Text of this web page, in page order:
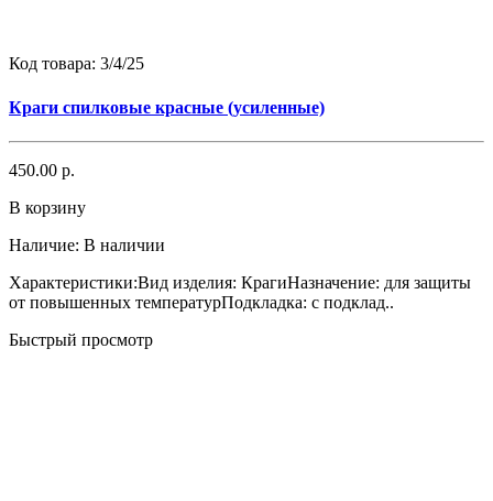
Код товара: 3/4/25
Краги спилковые красные (усиленные)
450.00 р.
В корзину
Наличие: В наличии
Характеристики:Вид изделия: КрагиНазначение: для защиты
от повышенных температурПодкладка: с подклад..
Быстрый просмотр